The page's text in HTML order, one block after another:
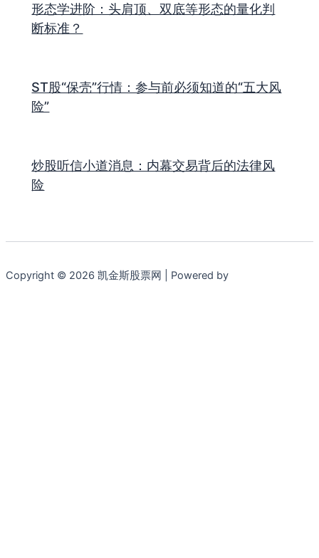
形态学进阶：头肩顶、双底等形态的量化判
断标准？
ST股“保壳”行情：参与前必须知道的“五大风
险”
炒股听信小道消息：内幕交易背后的法律风
险
Copyright © 2026 凯金斯股票网 | Powered by